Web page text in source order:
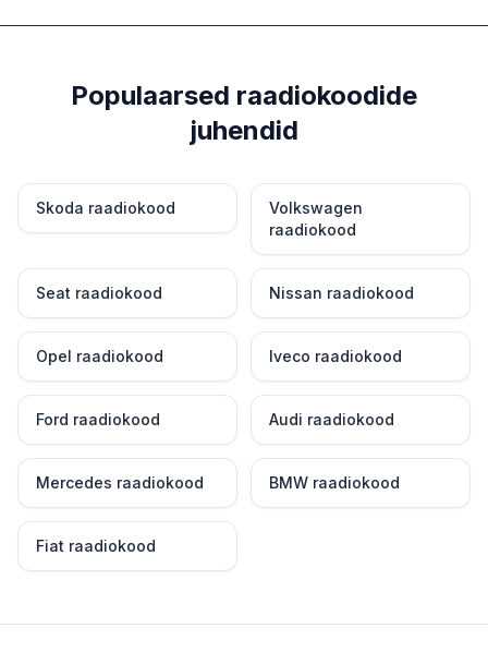
Populaarsed raadiokoodide
juhendid
Skoda raadiokood
Volkswagen
raadiokood
Seat raadiokood Nissan raadiokood
Opel raadiokood Iveco raadiokood
Ford raadiokood Audi raadiokood
Mercedes raadiokood BMW raadiokood
Fiat raadiokood